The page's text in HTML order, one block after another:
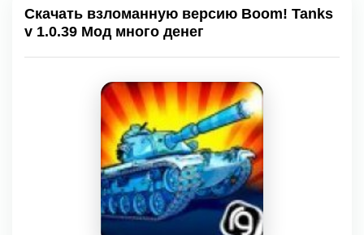
Скачать взломанную версию Boom! Tanks
v 1.0.39 Мод много денег